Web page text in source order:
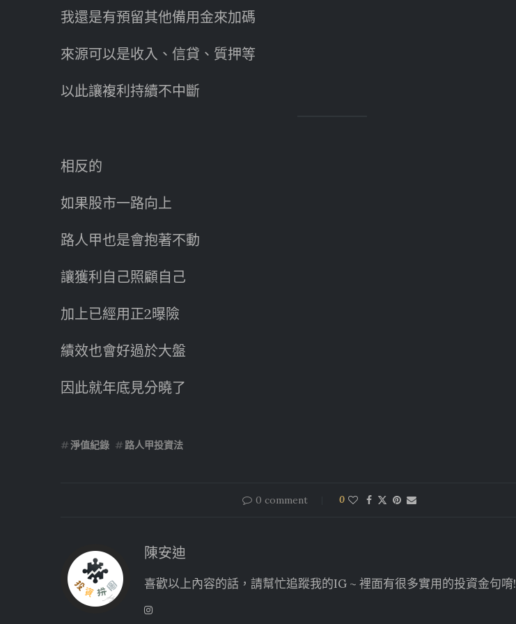
我還是有預留其他備用金來加碼
來源可以是收入、信貸、質押等
以此讓複利持續不中斷
相反的
如果股市一路向上
路人甲也是會抱著不動
讓獲利自己照顧自己
加上已經用正2曝險
績效也會好過於大盤
因此就年底見分曉了
淨值紀錄 路人甲投資法
0 comment 0
陳安迪
喜歡以上內容的話，請幫忙追蹤我的IG ~ 裡面有很多實用的投資金句唷!